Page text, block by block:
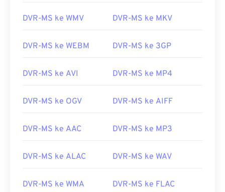
00 00 00
00 00 00
DVR-MS ke WMV DVR-MS ke MKV
DVR-MS ke WEBM DVR-MS ke 3GP
DVR-MS ke AVI DVR-MS ke MP4
DVR-MS ke OGV DVR-MS ke AIFF
DVR-MS ke AAC DVR-MS ke MP3
DVR-MS ke ALAC DVR-MS ke WAV
DVR-MS ke WMA DVR-MS ke FLAC